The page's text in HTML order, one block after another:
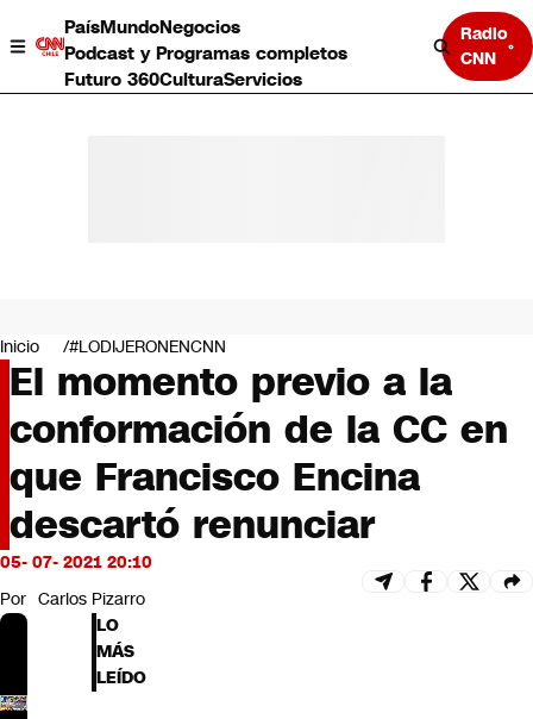
PaísMundoNegocios
Podcast y Programas completos
Futuro 360CulturaServicios
Radio
CNN
Negocios
Deportes
Programas completos
Cultura
Servicios
Bits
CNN Data
CNN tiempo
Futuro 360
Inicio #LODIJERONENCNN
El momento previo a la
conformación de la CC en
que Francisco Encina
descartó renunciar
05- 07- 2021 20:10
Por Carlos Pizarro
LO
MÁS
LEÍDO